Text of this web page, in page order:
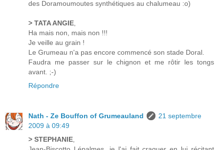
des Doramoumoutes synthétiques au chalumeau :o)
> TATA ANGIE,
Ha mais non, mais non !!!
Je veille au grain !
Le Grumeau n'a pas encore commencé son stade Doral.
Faudra me passer sur le chignon et me rôtir les tongs
avant. ;-)
Répondre
Nath - Ze Bouffon of Grumeauland
21 septembre
2009 à 09:49
> STEPHANIE,